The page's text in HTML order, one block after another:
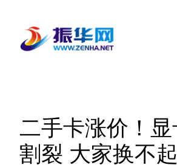
二手卡涨价！
割裂 大家换不起